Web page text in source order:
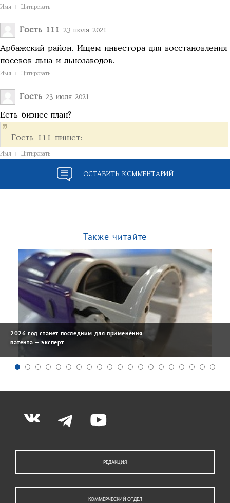
Имя Цитировать
Гость 111 23 июля 2021
Арбажский район. Ищем инвестора для восстановления
посевов льна и льнозаводов.
Имя Цитировать
Гость 23 июля 2021
Есть бизнес-план?
Гость 111 пишет:
Имя Цитировать
ОСТАВИТЬ КОММЕНТАРИЙ
Также читайте
2026 год станет последним для применения
патента — эксперт
РЕДАКЦИЯ
КОММЕРЧЕСКИЙ ОТДЕЛ